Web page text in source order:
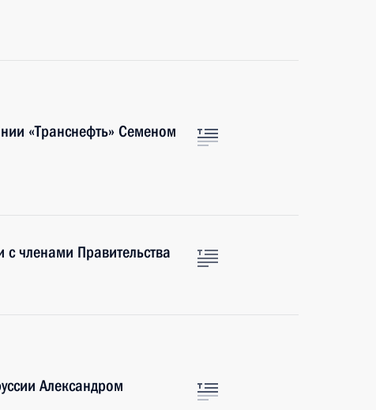
«Транснефть» Семеном
членами Правительства
Александром